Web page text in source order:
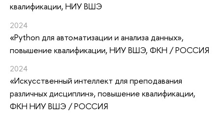
квалификации, НИУ ВШЭ
2024
«Python для автоматизации и анализа данных»,
повышение квалификации, НИУ ВШЭ, ФКН / РОССИЯ
2024
«Искусственный интеллект для преподавания
различных дисциплин», повышение квалификации,
ФКН НИУ ВШЭ / РОССИЯ